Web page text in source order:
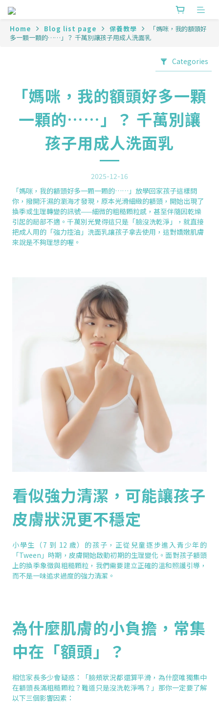
Home Blog list page 保養教學
「媽咪，我的額頭好
多一顆一顆的……」？ 千萬別讓孩子用成人洗面乳
Categories
「媽咪，我的額頭好多一顆
一顆的……」？ 千萬別讓
孩子用成人洗面乳
2025-12-16
「媽咪，我的額頭好多一顆一顆的……」放學回家孩子這樣問
你，撥開汗濕的瀏海才發現，原本光滑細緻的額頭，開始出現了
換季或生理轉變的訊號——細微的粗糙顆粒感，甚至伴隨因乾燥
引起的局部不適。千萬別光覺得這只是「臉沒洗乾淨」，就直接
把成人用的「強力控油」洗面乳讓孩子拿去使用，這對嬌嫩肌膚
來說是不夠理想的喔。
看似強力清潔，可能讓孩子
皮膚狀況更不穩定
小學生（7 到 12 歲）的孩子，正從兒童逐步進入青少年的
「Tween」時期，皮膚開始啟動初期的生理變化。面對孩子額頭
上的換季象徵與粗糙顆粒，我們需要建立正確的溫和照護引導，
而不是一味追求過度的強力清潔。
為什麼肌膚的小負擔，常集
中在「額頭」？
相信家長多少會疑惑：「臉頰狀況都還算平滑，為什麼唯獨集中
在額頭長滿粗糙顆粒？難道只是沒洗乾淨嗎？」那你一定要了解
以下三個影響因素：